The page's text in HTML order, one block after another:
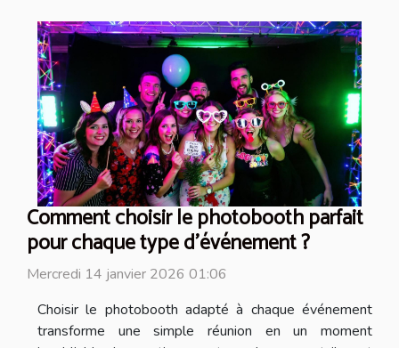
Comment choisir le photobooth parfait
pour chaque type d'événement ?
Mercredi 14 janvier 2026 01:06
Choisir le photobooth adapté à chaque événement
transforme une simple réunion en un moment